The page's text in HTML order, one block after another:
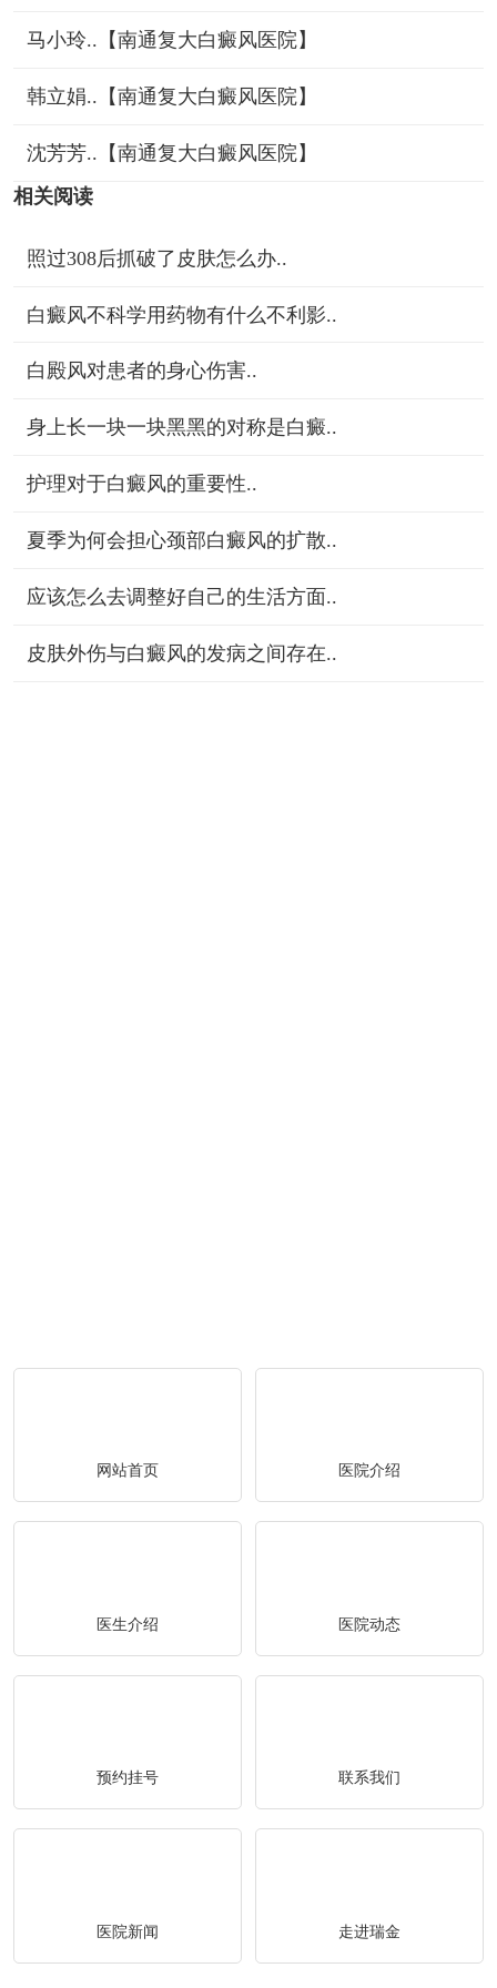
马小玲..【南通复大白癜风医院】
韩立娟..【南通复大白癜风医院】
沈芳芳..【南通复大白癜风医院】
相关阅读
照过308后抓破了皮肤怎么办..
白癜风不科学用药物有什么不利影..
白殿风对患者的身心伤害..
身上长一块一块黑黑的对称是白癜..
护理对于白癜风的重要性..
夏季为何会担心颈部白癜风的扩散..
应该怎么去调整好自己的生活方面..
皮肤外伤与白癜风的发病之间存在..
网站首页 医院介绍
医生介绍 医院动态
预约挂号 联系我们
医院新闻 走进瑞金